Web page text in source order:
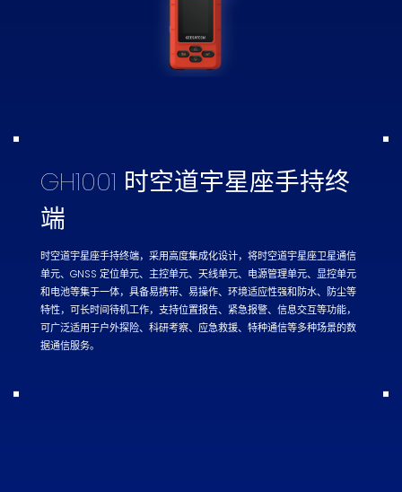
GH1001 时空道宇星座手持终
端
时空道宇星座手持终端，采用高度集成化设计，将时空道宇星座卫星通信
单元、GNSS 定位单元、主控单元、天线单元、电源管理单元、显控单元
和电池等集于一体，具备易携带、易操作、环境适应性强和防水、防尘等
特性，可长时间待机工作，支持位置报告、紧急报警、信息交互等功能，
可广泛适用于户外探险、科研考察、应急救援、特种通信等多种场景的数
据通信服务。